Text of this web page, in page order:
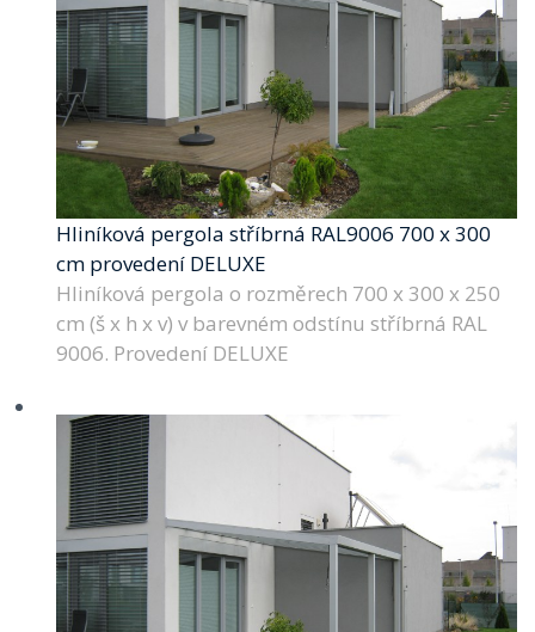
Hliníková pergola stříbrná RAL9006 700 x 300
cm provedení DELUXE
Hliníková pergola o rozměrech 700 x 300 x 250
cm (š x h x v) v barevném odstínu stříbrná RAL
9006. Provedení DELUXE